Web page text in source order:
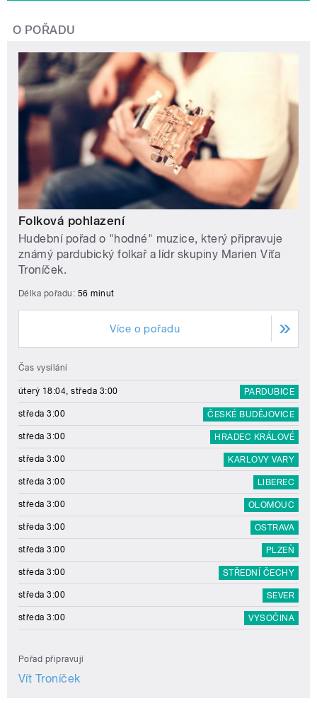
O POŘADU
Folková pohlazení
Hudební pořad o "hodné" muzice, který připravuje
známý pardubický folkař a lídr skupiny Marien Víťa
Troníček.
Délka pořadu: 56 minut
Více o pořadu
Čas vysílání
úterý 18:04, středa 3:00 PARDUBICE
středa 3:00 ČESKÉ BUDĚJOVICE
středa 3:00 HRADEC KRÁLOVÉ
středa 3:00 KARLOVY VARY
středa 3:00 LIBEREC
středa 3:00 OLOMOUC
středa 3:00 OSTRAVA
středa 3:00 PLZEŇ
středa 3:00 STŘEDNÍ ČECHY
středa 3:00 SEVER
středa 3:00 VYSOČINA
Pořad připravují
Vít Troníček